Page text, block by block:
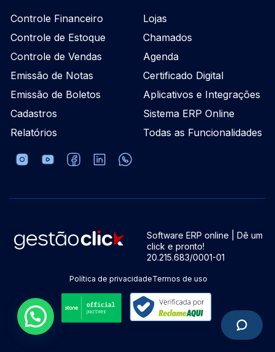
Controle Financeiro
Controle de Estoque
Controle de Vendas
Emissão de Notas
Emissão de Boletos
Cadastros
Relatórios
Lojas
Chamados
Agenda
Certificado Digital
Aplicativos e Integrações
Sistema ERP Online
Todas as Funcionalidades
Software ERP online | Dê um
click e pronto!
20.215.683/0001-01
Política de privacidadeTermos de uso